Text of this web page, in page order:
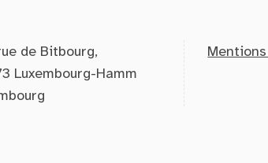
de Bitbourg,
Luxembourg-Hamm